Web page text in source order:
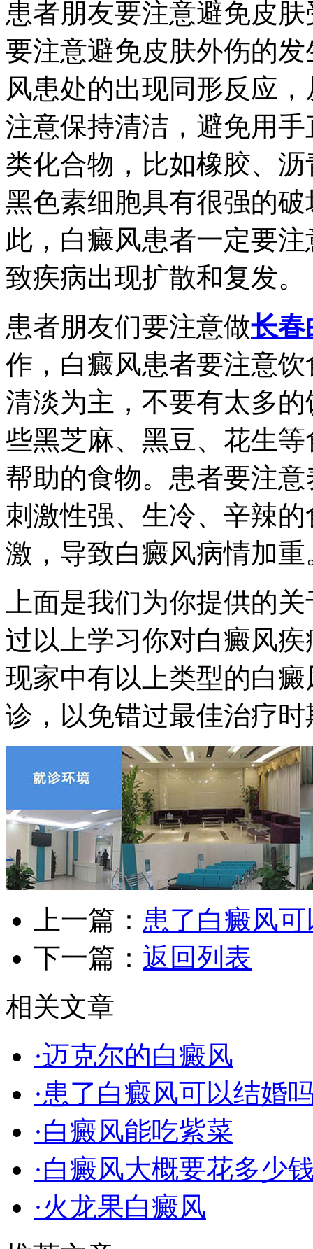
患者朋友要注意避免皮
要注意避免皮肤外伤的
风患处的出现同形反应
注意保持清洁，避免用
类化合物，比如橡胶、
黑色素细胞具有很强的
此，白癜风患者一定要
致疾病出现扩散和复发。
患者朋友们要注意做长春
作，白癜风患者要注意
清淡为主，不要有太多
些黑芝麻、黑豆、花生
帮助的食物。患者要注
刺激性强、生冷、辛辣
激，导致白癜风病情加重
上面是我们为你提供的
过以上学习你对白癜风
现家中有以上类型的白
诊，以免错过最佳治疗时
上一篇： 患了白癜风
下一篇： 返回列表
相关文章
·迈克尔的白癜风
·患了白癜风可以结婚
·白癜风能吃紫菜
·白癜风大概要花多少
·火龙果白癜风